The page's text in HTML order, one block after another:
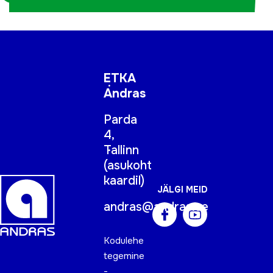
ETKA
Andras
Parda
4,
Tallinn
(asukoht
kaardil)
andras@andras.ee
Kodulehe
tegemine
JÄLGI MEID